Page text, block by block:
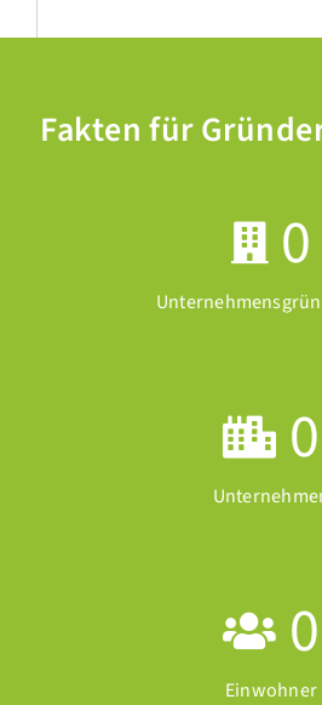
Fakten für
0
0
0
Einwohner